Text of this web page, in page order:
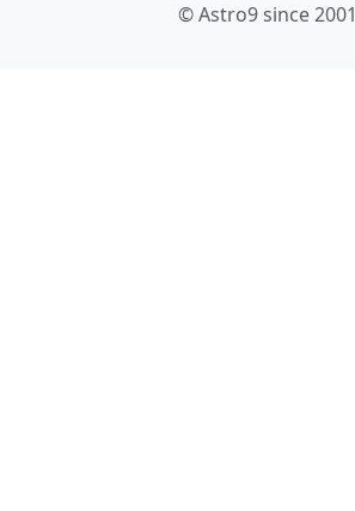
© Astro9 since 2001